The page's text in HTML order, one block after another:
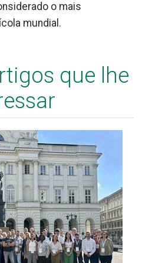
o mais
mundial.
que lhe